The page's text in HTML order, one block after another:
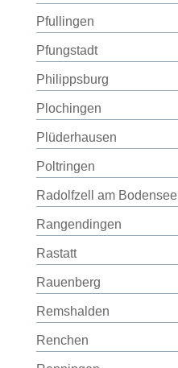
Pfullingen
Pfungstadt
Philippsburg
Plochingen
Plüderhausen
Poltringen
Radolfzell am Bodensee
Rangendingen
Rastatt
Rauenberg
Remshalden
Renchen